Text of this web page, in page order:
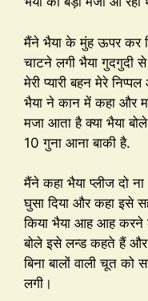
मैंने भैया के मुंह ऊपर कर
चाटने लगी भैया गुदगुदी
मेरी प्यारी बहन मेरे
भैया ने कान में कहा और
मजा आता है क्या भैया
10 गुना आना बाकी है.
मैंने कहा भैया प्लीज दो
घुसा दिया और कहा इसे
किया भैया आह आह करने
बोले इसे लन्ड कहते हैं और
बिना बालों वाली चूत
लगी।